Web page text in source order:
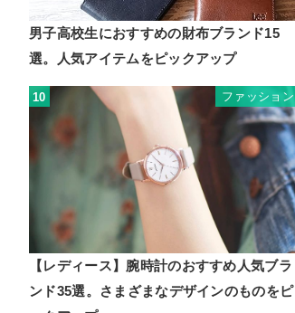
男子高校生におすすめの財布ブランド15
選。人気アイテムをピックアップ
10 ファッション
【レディース】腕時計のおすすめ人気ブラ
ンド35選。さまざまなデザインのものをピ